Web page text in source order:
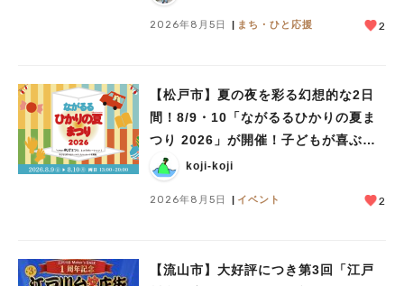
2026年8月5日 まち・ひと応援 2
【松戸市】夏の夜を彩る幻想的な2日
間！8/9・10「ながるるひかりの夏ま
つり 2026」が開催！子どもが喜ぶワ
ークショップや限定ヒーローショーも
koji-koji
2026年8月5日 イベント 2
【流山市】大好評につき第3回「江戸
人気のキーワード
#カフェ #スイーツ #パン #カレー